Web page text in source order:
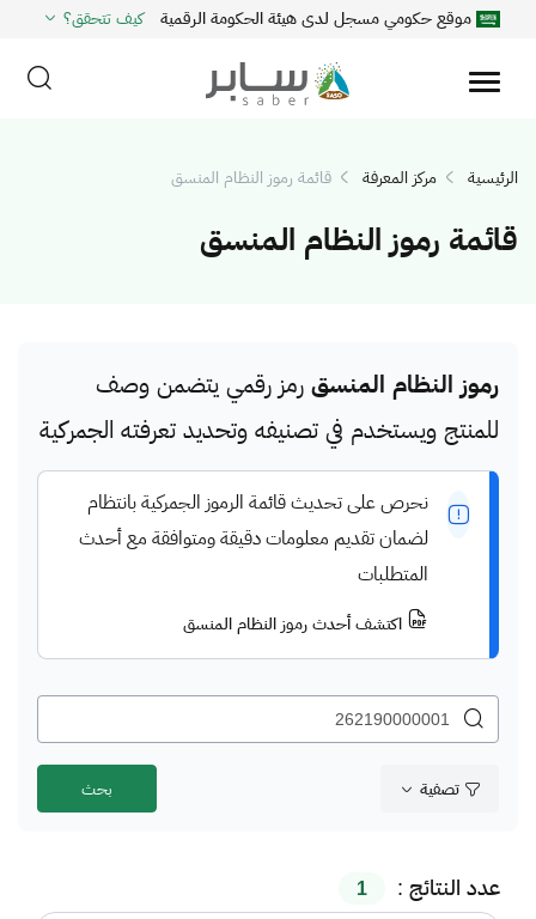
موقع حكومي مسجل لدى هيئة الحكومة الرقمية كيف تتحقق؟
الرئيسية مركز المعرفة قائمة رموز النظام المنسق
قائمة رموز النظام المنسق
رموز النظام المنسق رمز رقمي يتضمن وصف
للمنتج ويستخدم في تصنيفه وتحديد تعرفته الجمركية
نحرص على تحديث قائمة الرموز الجمركية بانتظام
لضمان تقديم معلومات دقيقة ومتوافقة مع أحدث
المتطلبات
اكتشف أحدث رموز النظام المنسق
تصفية
عدد النتائج : 1